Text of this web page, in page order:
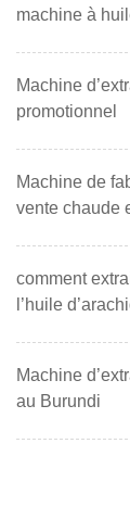
machine à
Machine
promotionnel
Machine de
vente chaude
comment
l’huile
Machine
au Burundi